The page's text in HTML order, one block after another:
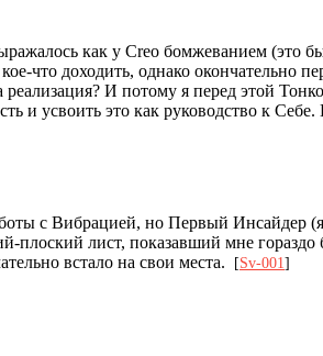
как у Creo бомжеванием (это
что доходить, однако
реализация? И потому я перед этой
и усвоить это как руководство к
с Вибрацией, но Первый Инсайдер
плоский лист, показавший мне
встало на свои места.
[Sv-001 ]